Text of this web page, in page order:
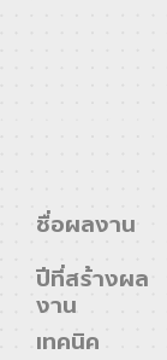
ชื่อผลงาน
ปีที่สร้างผล
งาน
เทคนิค